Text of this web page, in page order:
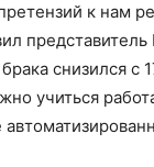
к нам
снизился с
учиться